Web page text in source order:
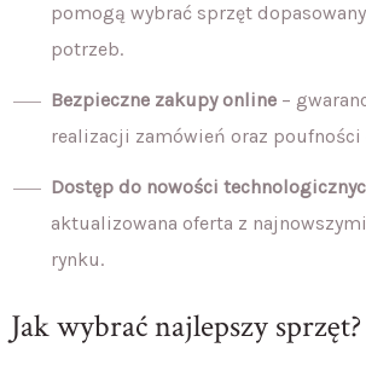
pomogą wybrać sprzęt
potrzeb.
Bezpieczne zakupy online–
realizacji zamówień oraz poufności
Dostęp do nowości
aktualizowana oferta z
rynku.
Jak wybrać najlepszy sprzęt?